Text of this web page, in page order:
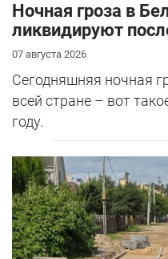
Ночная гроза в
ликвидируют
07 августа 2026
Сегодняшняя ночная
всей стране – вот
году.